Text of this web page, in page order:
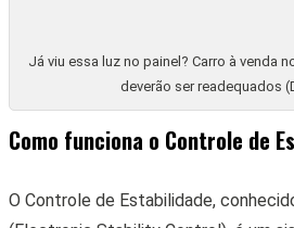
quando detecta que o veículo está
constantemente variáveis cruciais, a
veículo, a direção do volante e a